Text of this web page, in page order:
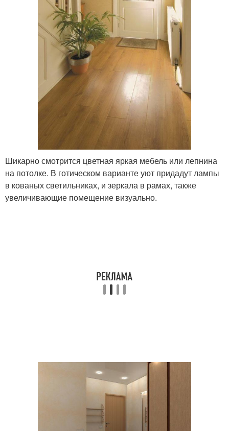
Шикарно смотрится цветная яркая мебель или лепнина
на потолке. В готическом варианте уют придадут лампы
в кованых светильниках, и зеркала в рамах, также
увеличивающие помещение визуально.